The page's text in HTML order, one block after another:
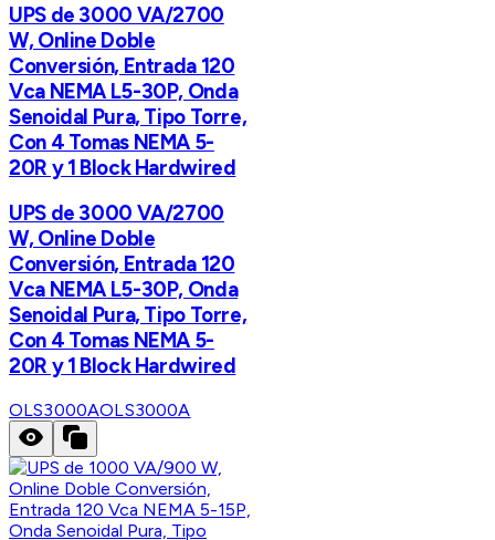
UPS de 3000 VA/2700
W, Online Doble
Conversión, Entrada 120
Vca NEMA L5-30P, Onda
Senoidal Pura, Tipo Torre,
Con 4 Tomas NEMA 5-
20R y 1 Block Hardwired
UPS de 3000 VA/2700
W, Online Doble
Conversión, Entrada 120
Vca NEMA L5-30P, Onda
Senoidal Pura, Tipo Torre,
Con 4 Tomas NEMA 5-
20R y 1 Block Hardwired
OLS3000AOLS3000A